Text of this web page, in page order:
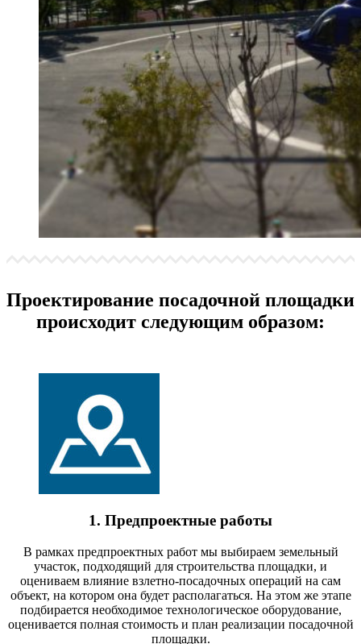
Проектирование посадочной площадки
происходит следующим образом:
1. Предпроектные работы
В рамках предпроектных работ мы выбираем земельный
участок, подходящий для строительства площадки, и
оцениваем влияние взлетно-посадочных операций на сам
объект, на котором она будет располагаться. На этом же этапе
подбирается необходимое технологическое оборудование,
оценивается полная стоимость и план реализации посадочной
площадки.